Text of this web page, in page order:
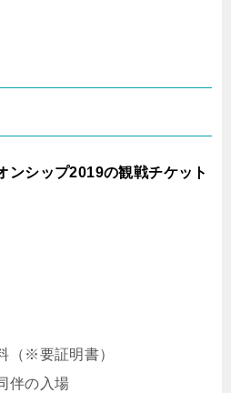
ンシップ2019の観戦チケット
（※要証明書）
伴の入場